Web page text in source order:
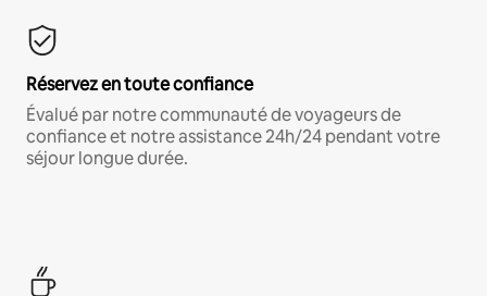
Réservez en toute confiance
Évalué par notre communauté de voyageurs de
confiance et notre assistance 24h/24 pendant votre
séjour longue durée.